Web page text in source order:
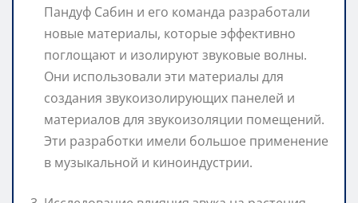
Пандуф Сабин и его команда разработали
новые материалы, которые эффективно
поглощают и изолируют звуковые волны.
Они использовали эти материалы для
создания звукоизолирующих панелей и
материалов для звукоизоляции помещений.
Эти разработки имели большое применение
в музыкальной и киноиндустрии.